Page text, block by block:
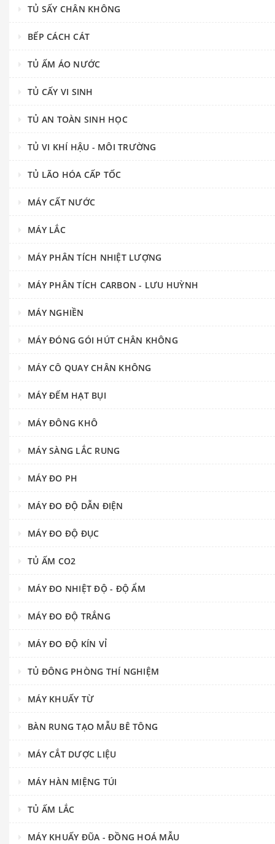
TỦ SẤY CHÂN KHÔNG
BẾP CÁCH CÁT
TỦ ẤM ÁO NƯỚC
TỦ CẤY VI SINH
TỦ AN TOÀN SINH HỌC
TỦ VI KHÍ HẬU - MÔI TRƯỜNG
TỦ LÃO HÓA CẤP TỐC
MÁY CẤT NƯỚC
MÁY LẮC
MÁY PHÂN TÍCH NHIỆT LƯỢNG
MÁY PHÂN TÍCH CARBON - LƯU HUỲNH
MÁY NGHIỀN
MÁY ĐÓNG GÓI HÚT CHÂN KHÔNG
MÁY CÔ QUAY CHÂN KHÔNG
MÁY ĐẾM HẠT BỤI
MÁY ĐÔNG KHÔ
MÁY SÀNG LẮC RUNG
MÁY ĐO PH
MÁY ĐO ĐỘ DẪN ĐIỆN
MÁY ĐO ĐỘ ĐỤC
TỦ ẤM CO2
MÁY ĐO NHIỆT ĐỘ - ĐỘ ẨM
MÁY ĐO ĐỘ TRẮNG
MÁY ĐO ĐỘ KÍN VỈ
TỦ ĐÔNG PHÒNG THÍ NGHIỆM
MÁY KHUẤY TỪ
BÀN RUNG TẠO MẪU BÊ TÔNG
MÁY CẮT DƯỢC LIỆU
MÁY HÀN MIỆNG TÚI
TỦ ẤM LẮC
MÁY KHUẤY ĐŨA - ĐỒNG HOÁ MẪU